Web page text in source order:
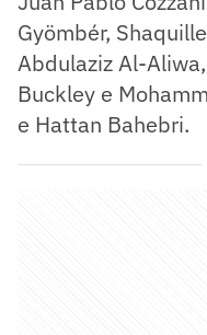
Gyömbér,
Abdulaziz Al-
Buckley e
e Hattan Bahebri.